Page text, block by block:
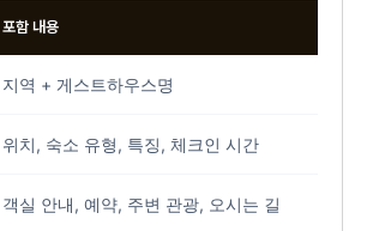
포함 내용
지역 + 게스트하우스명
위치, 숙소 유형, 특징, 체크인 시간
객실 안내, 예약, 주변 관광, 오시는 길